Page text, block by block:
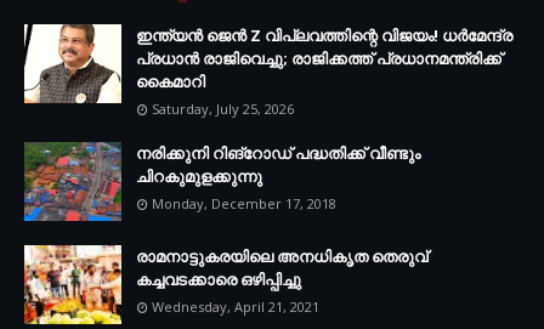
ഇന്ത്യൻ ജെൻ Z വിപ്ലവത്തിന്റെ വിജയം! ധർമേന്ദ്ര
പ്രധാൻ രാജിവെച്ചു; രാജിക്കത്ത് പ്രധാനമന്ത്രിക്ക്
കൈമാറി
Saturday, July 25, 2026
നരിക്കുനി റിങ്റോഡ് പദ്ധതിക്ക് വീണ്ടും
ചിറകുമുളക്കുന്നു
Monday, December 17, 2018
രാമനാട്ടുകരയിലെ അനധികൃത തെരുവ്
കച്ചവടക്കാരെ ഒഴിപ്പിച്ചു
Wednesday, April 21, 2021